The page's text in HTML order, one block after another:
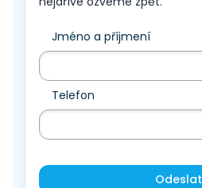
Jméno a příjmení
Telefon
Odeslat